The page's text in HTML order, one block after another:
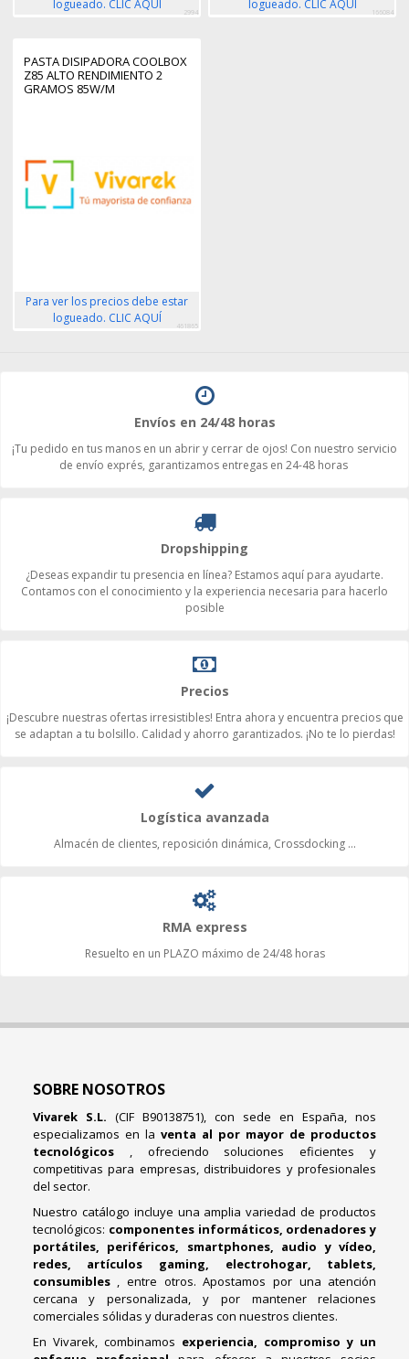
logueado. CLIC AQUÍ
2994
logueado. CLIC AQUÍ
166084
PASTA DISIPADORA COOLBOX
Z85 ALTO RENDIMIENTO 2
GRAMOS 85W/M
Para ver los precios debe estar
logueado. CLIC AQUÍ
461865
Envíos en 24/48 horas
¡Tu pedido en tus manos en un abrir y cerrar de ojos! Con nuestro servicio
de envío exprés, garantizamos entregas en 24-48 horas
Dropshipping
¿Deseas expandir tu presencia en línea? Estamos aquí para ayudarte.
Contamos con el conocimiento y la experiencia necesaria para hacerlo
posible
Precios
¡Descubre nuestras ofertas irresistibles! Entra ahora y encuentra precios que
se adaptan a tu bolsillo. Calidad y ahorro garantizados. ¡No te lo pierdas!
Logística avanzada
Almacén de clientes, reposición dinámica, Crossdocking ...
RMA express
Resuelto en un PLAZO máximo de 24/48 horas
SOBRE NOSOTROS
Vivarek S.L. (CIF B90138751), con sede en España, nos
especializamos en la venta al por mayor de productos
tecnológicos , ofreciendo soluciones eficientes y
competitivas para empresas, distribuidores y profesionales
del sector.
Nuestro catálogo incluye una amplia variedad de productos
tecnológicos: componentes informáticos, ordenadores y
portátiles, periféricos, smartphones, audio y vídeo,
redes, artículos gaming, electrohogar, tablets,
consumibles , entre otros. Apostamos por una atención
cercana y personalizada, y por mantener relaciones
comerciales sólidas y duraderas con nuestros clientes.
En Vivarek, combinamos experiencia, compromiso y un